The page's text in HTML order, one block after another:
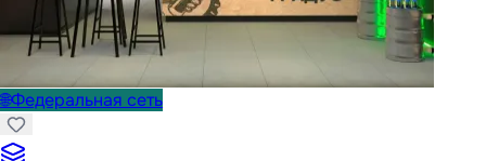
🌐Федеральная сеть